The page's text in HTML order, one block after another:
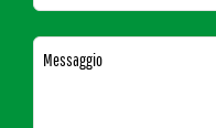
Messaggio